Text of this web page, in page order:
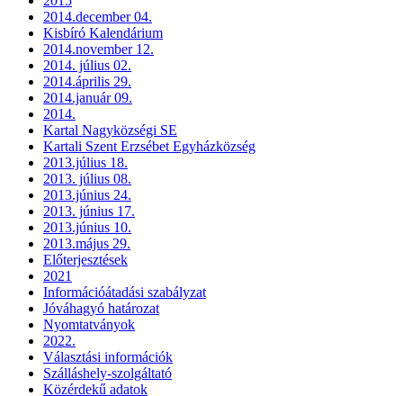
2014.december 04.
Kisbíró Kalendárium
2014.november 12.
2014. július 02.
2014.április 29.
2014.január 09.
2014.
Kartal Nagyközségi SE
Kartali Szent Erzsébet Egyházközség
2013.július 18.
2013. július 08.
2013.június 24.
2013. június 17.
2013.június 10.
2013.május 29.
Előterjesztések
2021
Információátadási szabályzat
Jóváhagyó határozat
Nyomtatványok
2022.
Választási információk
Szálláshely-szolgáltató
Közérdekű adatok